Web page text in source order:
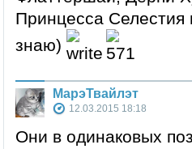
Принцесса Селестия
знаю)
МарэТвайлэт
12.03.2015 18:18
Они в одинаковых